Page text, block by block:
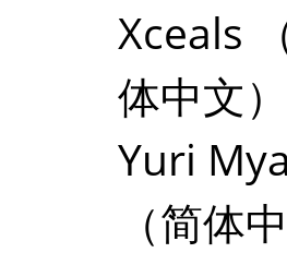
Xceals
体中文）
Yuri
（简体